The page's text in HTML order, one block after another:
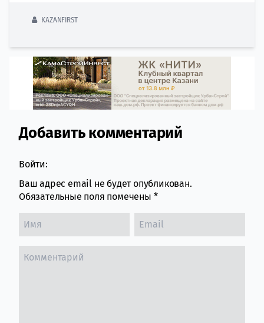
KAZANFIRST
Comment section
Добавить комментарий
Войти:
Ваш адрес email не будет опубликован.
Обязательные поля помечены *